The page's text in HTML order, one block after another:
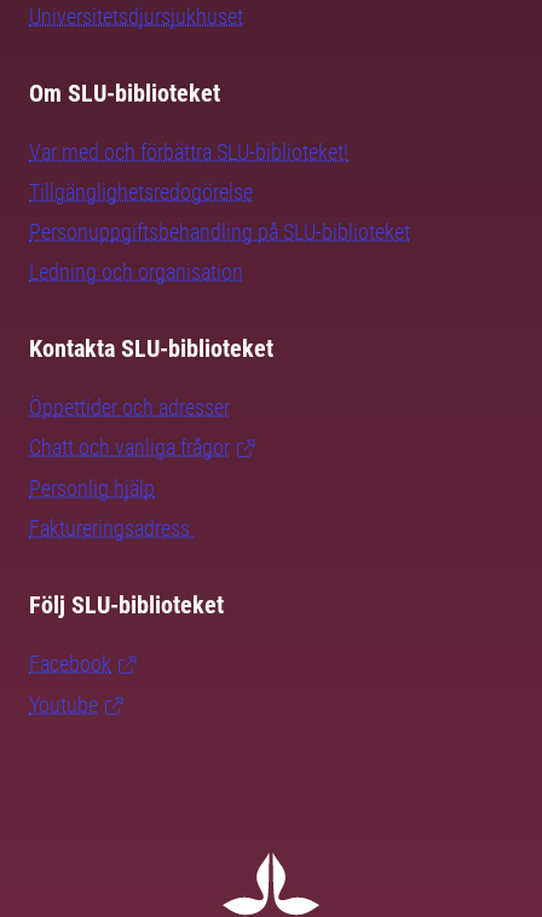
Universitetsdjursjukhuset
Om SLU-biblioteket
Var med och förbättra SLU-biblioteket!
Tillgänglighetsredogörelse
Personuppgiftsbehandling på SLU-biblioteket
Ledning och organisation
Kontakta SLU-biblioteket
Öppettider och adresser
Chatt och vanliga frågor
Personlig hjälp
Faktureringsadress
Följ SLU-biblioteket
Facebook
Youtube